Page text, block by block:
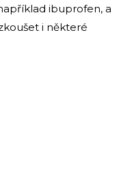
ibuprofen, a
i některé